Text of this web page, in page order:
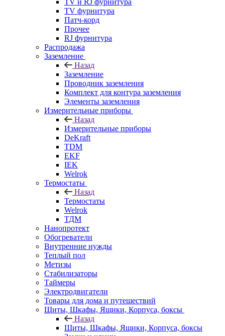
TV и RJ фурнитура
TV фурнитура
Патч-корд
Прочее
RJ фурнитура
Распродажа
Заземление
Назад
Заземление
Проводник заземления
Комплект для контура заземления
Элементы заземления
Измерительные приборы
Назад
Измерительные приборы
DeKraft
TDM
EKF
IEK
Welrok
Термостаты
Назад
Термостаты
Welrok
ТДМ
Нанопротект
Обогреватели
Внутренние нужды
Теплый пол
Метизы
Стабилизаторы
Таймеры
Электродвигатели
Товары для дома и путешествий
Щиты, Шкафы, Ящики, Корпуса, боксы
Назад
Щиты, Шкафы, Ящики, Корпуса, боксы